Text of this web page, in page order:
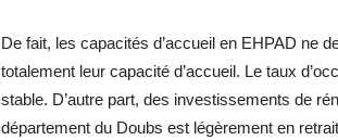
De fait, les capacités d’accueil en EHPAD ne
totalement leur capacité d’accueil. Le taux
stable. D’autre part, des investissements de
département du Doubs est légèrement en